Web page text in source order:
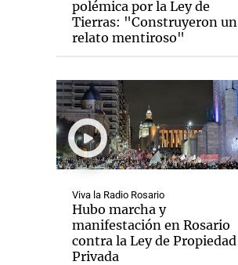
polémica por la Ley de
Tierras: "Construyeron un
relato mentiroso"
Viva la Radio Rosario
Hubo marcha y
manifestación en Rosario
contra la Ley de Propiedad
Privada
Notas